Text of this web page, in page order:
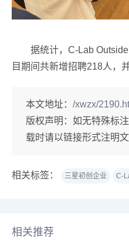
据统计，C-Lab
目期间共新增招聘218人，
本文地址： /xwzx/
版权声明： 如无特殊标
载时请以链接形式注明文
相关标签： 三星初创企业 C-
相关推荐